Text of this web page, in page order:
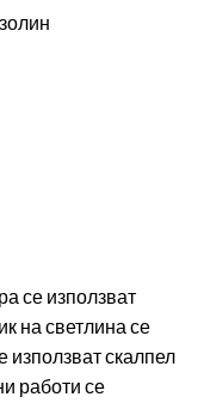
се използват
на светлина се
използват скалпел
работи се